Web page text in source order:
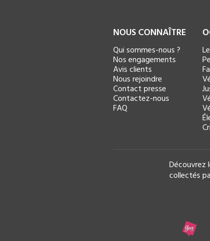
NOUS CONNAÎTRE
Qui sommes-nous ?
Nos engagements
Avis clients
Nous rejoindre
Contact presse
Contactez-nous
FAQ
Découvrez
collectés